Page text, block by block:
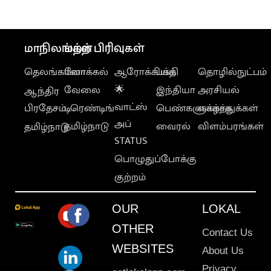
மாநிலங்கள்
தெலங்கானா
ஆந்திர
பிரதேசம்
தமிழ்நாடு
மற்ற பிரிவுகள்
லோக்கல்
வேலை
டிரெண்டிங்
தமிழ்நாடு
ஆரோக்கியம்
🌟
வாட்ஸ்
அப்
STATUS
பொழுதுப்போக்கு
குற்றம்
பக்தி
இந்தியா
பெண்களுக்காக
வைரல்
தொழில்நுட்பம்
அரசியல்
வாழ்த்துக்கள்
விளம்பரங்கள்
OUR
OTHER
WEBSITES
LOKAL
Contact Us
About Us
Privacy